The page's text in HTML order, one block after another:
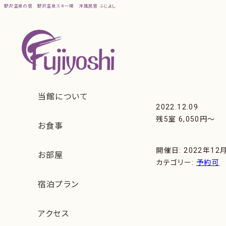
野沢温泉の宿 野沢温泉スキー場 洋風民宿 ふじよし
2022.12.09
残5室 6,050円〜
開催日: 2022年12
カテゴリー: 予約可